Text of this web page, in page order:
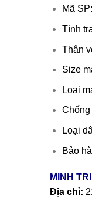
Mã
Tình
Thân
Size
Loại
Loại
Bảo
MINH
Địa chỉ: